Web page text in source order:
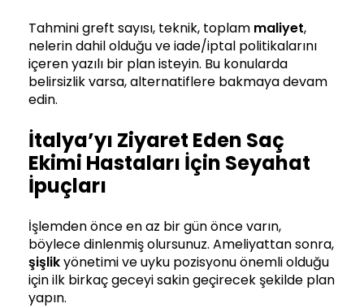
Tahmini greft sayısı, teknik, toplam maliyet,
nelerin dahil olduğu ve iade/iptal politikalarını
içeren yazılı bir plan isteyin. Bu konularda
belirsizlik varsa, alternatiflere bakmaya devam
edin.
İtalya’yı Ziyaret Eden Saç
Ekimi Hastaları İçin Seyahat
İpuçları
İşlemden önce en az bir gün önce varın,
böylece dinlenmiş olursunuz. Ameliyattan sonra,
şişlikyönetimi ve uyku pozisyonu önemli olduğu
için ilk birkaç geceyi sakin geçirecek şekilde plan
yapın.